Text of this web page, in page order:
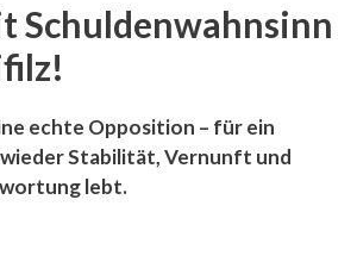
Schuldenwahnsinn
echte Opposition – für ein
Stabilität, Vernunft und
lebt.